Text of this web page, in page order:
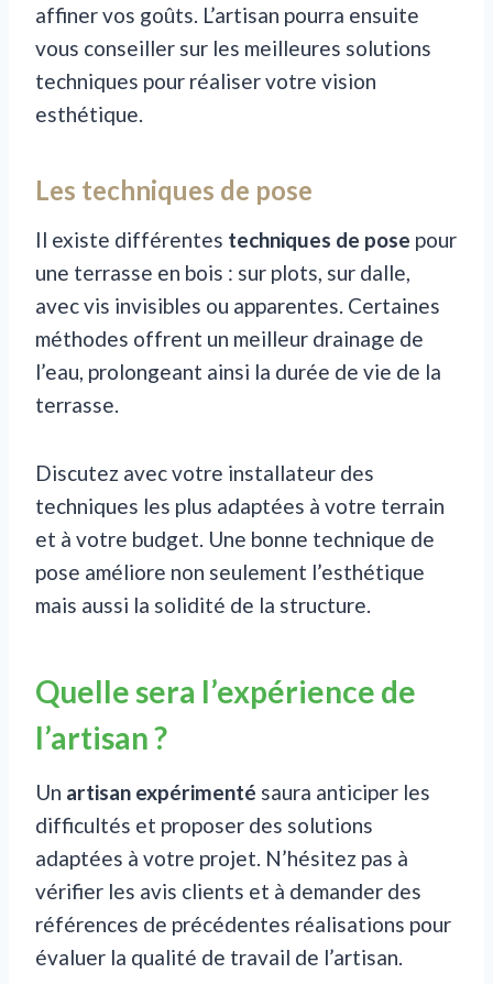
affiner vos goûts. L’artisan pourra ensuite
vous conseiller sur les meilleures solutions
techniques pour réaliser votre vision
esthétique.
Les techniques de pose
Il existe différentes techniques de pose pour
une terrasse en bois : sur plots, sur dalle,
avec vis invisibles ou apparentes. Certaines
méthodes offrent un meilleur drainage de
l’eau, prolongeant ainsi la durée de vie de la
terrasse.
Discutez avec votre installateur des
techniques les plus adaptées à votre terrain
et à votre budget. Une bonne technique de
pose améliore non seulement l’esthétique
mais aussi la solidité de la structure.
Quelle sera l’expérience de
l’artisan ?
Un artisan expérimenté saura anticiper les
difficultés et proposer des solutions
adaptées à votre projet. N’hésitez pas à
vérifier les avis clients et à demander des
références de précédentes réalisations pour
évaluer la qualité de travail de l’artisan.